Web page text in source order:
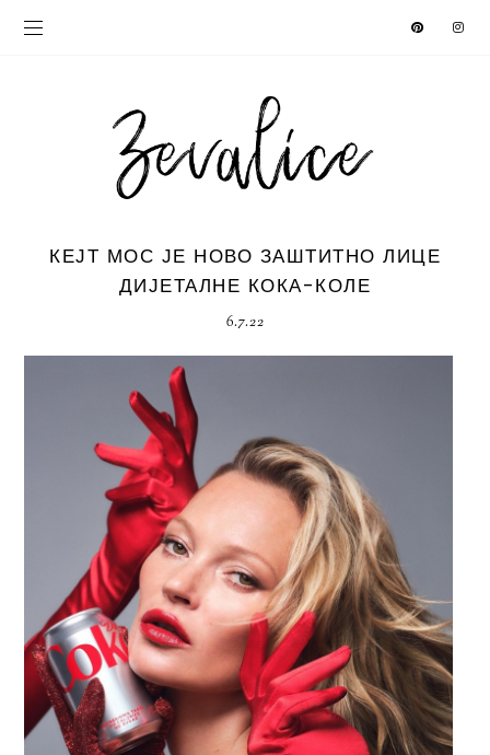
КЕЈТ МОС ЈЕ НОВО ЗАШТИТНО ЛИЦЕ
ДИЈЕТАЛНЕ КОКА-КОЛЕ
6.7.22